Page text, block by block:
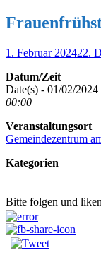
Veröffentlicht
1. Februar 202422.
Datum/Zeit
Date(s) - 01/02/2024
00:00
Veranstaltungsort
Gemeindezentrum
Kategorien
Bitte folgen und